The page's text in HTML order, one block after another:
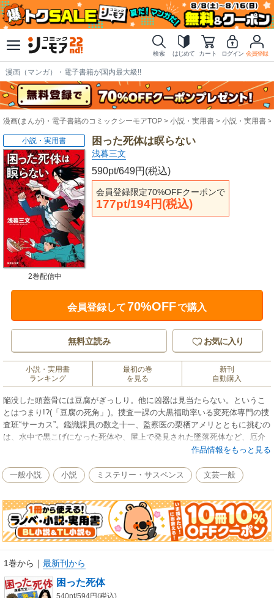
検索 はじめて カート ログイン 会員登録
漫画（マンガ）・電子書籍が国内最大級!!
漫画(まんが)・電子書籍のコミックシーモアTOP 小説・実用書 小説・実用書
困った死体は瞑らない
浅暮三文
590pt/649円(税込)
会員登録限定70%OFFクーポンで
177pt/194円(税込)
小説・実用書
2巻配信中
会員登録して70%OFFで購入
無料立読み お気に入り
小説・実用書
ランキング
最初の巻
を見る
新刊
自動購入
陥没した頭蓋骨には豆腐がぎっしり。他に凶器は見当たらない。というこ
とはつまり!?(「豆腐の死角」)。捜査一課の大黒福助率いる変死体専門の捜
査班“サーカス”。鑑識課員の数之十一、監察医の栗栖アメリとともに挑むの
は、水中で黒こげになった死体や、屋上で発見された墜落死体など、厄介
なものばかり。さらに捜査中に、とある事実に気づいた彼らは予想外の展
作品情報をもっと見る
一般小説 小説 ミステリー・サスペンス 文芸一般
1巻から ｜ 最新刊から
困った死体